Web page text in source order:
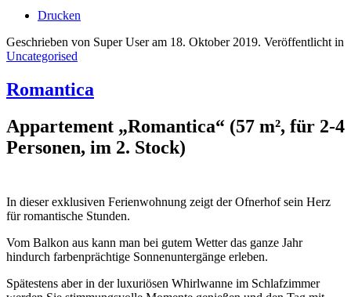
Drucken
Geschrieben von Super User am 18. Oktober 2019. Veröffentlicht in
Uncategorised
Romantica
Appartement „Romantica“ (57 m², für 2-4
Personen, im 2. Stock)
In dieser exklusiven Ferienwohnung zeigt der Ofnerhof sein Herz
für romantische Stunden.
Vom Balkon aus kann man bei gutem Wetter das ganze Jahr
hindurch farbenprächtige Sonnenuntergänge erleben.
Spätestens aber in der luxuriösen Whirlwanne im Schlafzimmer